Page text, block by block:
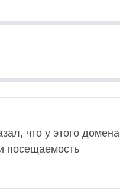
что у этого домена
посещаемость